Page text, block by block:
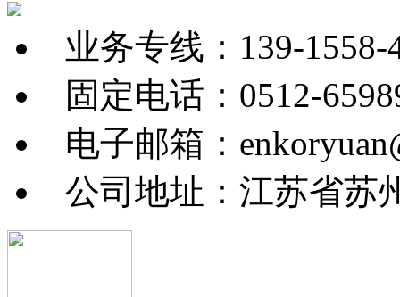
业务专线：139-1558-
固定电话：0512-
电子邮箱：
公司地址：江苏省苏